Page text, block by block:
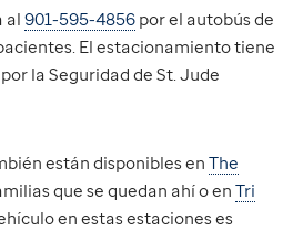
al 901-595-4856 por el autobús de
El estacionamiento tiene
la Seguridad de St. Jude
están disponibles en The
que se quedan ahí o en Tri
en estas estaciones es